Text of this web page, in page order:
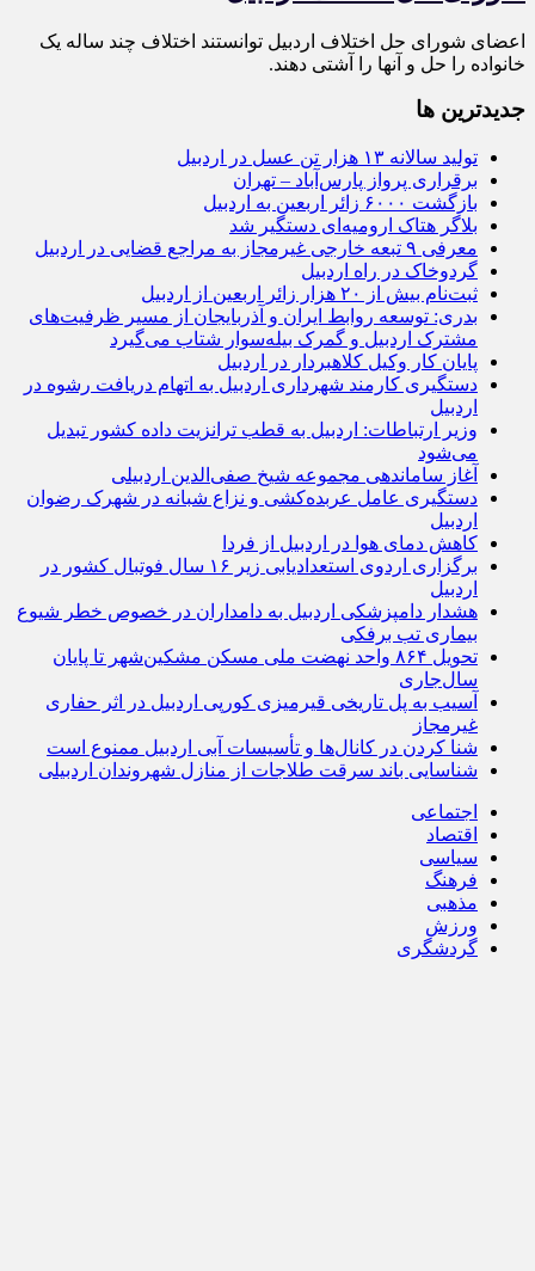
اعضای شورای حل اختلاف اردبیل توانستند اختلاف چند ساله یک
خانواده را حل و آنها را آشتی دهند.
جديدترين ها
تولید سالانه ۱۳ هزار تن عسل در اردبیل
برقراری پرواز پارس‌آباد – تهران
بازگشت ۶۰۰۰ زائر اربعین به اردبیل
بلاگر هتاک ارومیه‌ای دستگیر شد
معرفی ۹ تبعه خارجی غیرمجاز به مراجع قضایی در اردبیل
گردوخاک در راه اردبیل
ثبت‌نام بیش از ۲۰ هزار زائر اربعین از اردبیل
بدری: توسعه روابط ایران و آذربایجان از مسیر ظرفیت‌های
مشترک اردبیل و گمرک بیله‌سوار شتاب می‌گیرد
پایان کار وکیل کلاهبردار در اردبیل
دستگیری کارمند شهرداری اردبیل به اتهام دریافت رشوه در
اردبیل
وزیر ارتباطات: اردبیل به قطب ترانزیت داده کشور تبدیل
می‌شود
آغاز ساماندهی مجموعه شیخ صفی‌الدین اردبیلی
دستگیری عامل عربده‌کشی و نزاع شبانه در شهرک رضوان
اردبیل
کاهش دمای هوا در اردبیل از فردا
برگزاری اردوی استعدادیابی زیر ۱۶ سال فوتبال کشور در
اردبیل
هشدار دامپزشکی اردبیل به دامداران در خصوص خطر شیوع
بیماری تب برفکی
تحویل ۸۶۴ واحد نهضت ملی مسکن مشکین‌شهر تا پایان
سال‌جاری
آسیب به پل تاریخی قیرمیزی کورپی اردبیل در اثر حفاری
غیرمجاز
شنا کردن در کانال‌ها و تأسیسات آبی اردبیل ممنوع است
شناسایی باند سرقت طلاجات از منازل شهروندان اردبیلی
اجتماعی
اقتصاد
سیاسی
فرهنگ
مذهبی
ورزش
گردشگری